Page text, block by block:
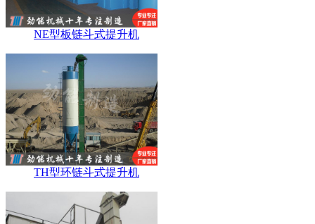
NE型板链斗式提升机
TH型环链斗式提升机